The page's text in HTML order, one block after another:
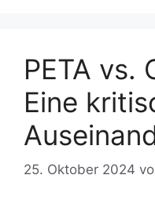
PETA vs.
Eine
25. Oktober 2024